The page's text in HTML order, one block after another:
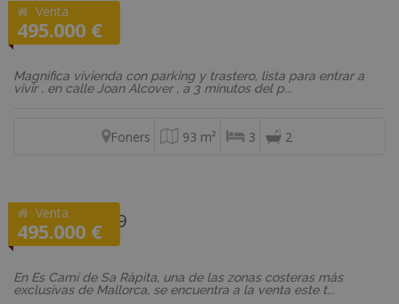
Venta
495.000 €
REF: 9016
Piso
Magnifica vivienda con parking y trastero, lista para entrar a
vivir , en calle Joan Alcover , a 3 minutos del p...
Foners 93 m² 3 2
Venta
495.000 €
REF: P2TO189
Solar
En Es Camí de Sa Ràpita, una de las zonas costeras más
exclusivas de Mallorca, se encuentra a la venta este t...